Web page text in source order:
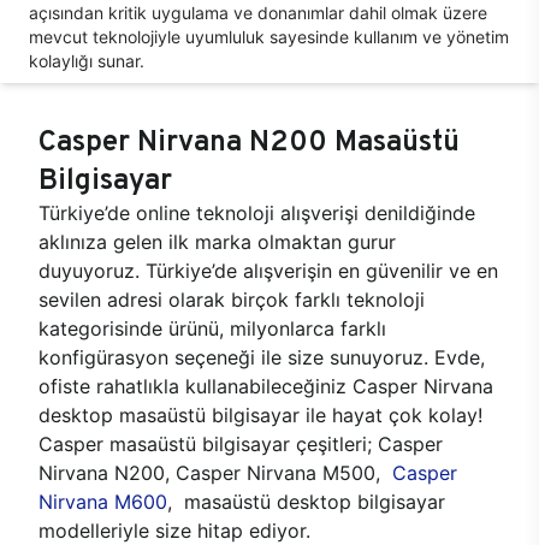
açısından kritik uygulama ve donanımlar dahil olmak üzere
mevcut teknolojiyle uyumluluk sayesinde kullanım ve yönetim
kolaylığı sunar.
Casper Nirvana N200 Masaüstü
Bilgisayar
Türkiye’de online teknoloji alışverişi denildiğinde
aklınıza gelen ilk marka olmaktan gurur
duyuyoruz. Türkiye’de alışverişin en güvenilir ve en
sevilen adresi olarak birçok farklı teknoloji
kategorisinde ürünü, milyonlarca farklı
konfigürasyon seçeneği ile size sunuyoruz. Evde,
ofiste rahatlıkla kullanabileceğiniz Casper Nirvana
desktop masaüstü bilgisayar ile hayat çok kolay!
Casper masaüstü bilgisayar çeşitleri; Casper
Nirvana N200, Casper Nirvana M500, Casper
Nirvana M600, masaüstü desktop bilgisayar
modelleriyle size hitap ediyor.